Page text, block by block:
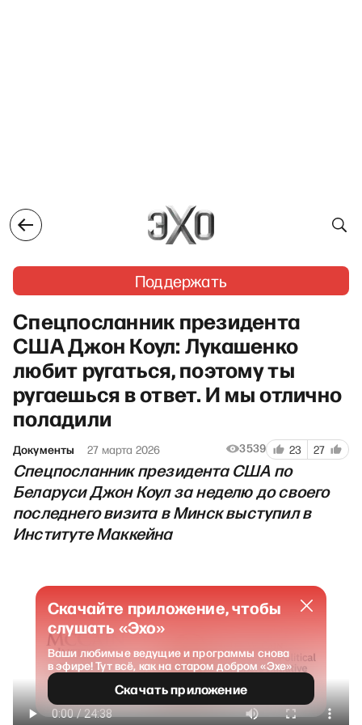
Поддержать
Спецпосланник президента
США Джон Коул: Лукашенко
любит ругаться, поэтому ты
ругаешься в ответ. И мы отлично
поладили
Документы 27 марта 2026 3539 23 27
Спецпосланник президента США по
Беларуси Джон Коул за неделю до своего
последнего визита в Минск выступил в
Институте Маккейна
Скачайте приложение, чтобы
слушать «Эхо»
Ваши любимые ведущие и программы снова
в эфире! Тут всё, как на старом добром «Эхе»
Скачать приложение